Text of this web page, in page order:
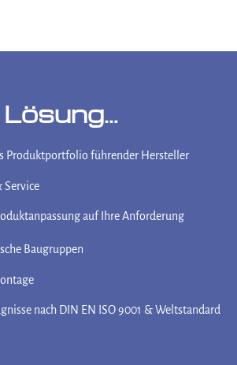
Produktportfolio führender Hersteller
Service
auf Ihre Anforderung
Baugruppen
nach DIN EN ISO 9001 & Weltstandard